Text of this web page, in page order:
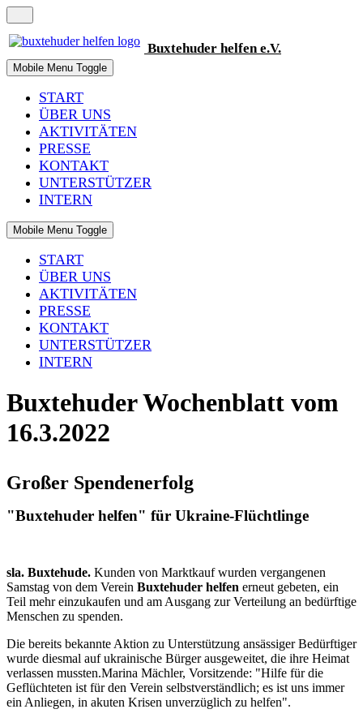
Buxtehuder helfene.V.
Mobile Menu Toggle
START
ÜBER UNS
AKTIVITÄTEN
PRESSE
KONTAKT
UNTERSTÜTZER
INTERN
Mobile Menu Toggle
START
ÜBER UNS
AKTIVITÄTEN
PRESSE
KONTAKT
UNTERSTÜTZER
INTERN
Buxtehuder Wochenblatt vom
16.3.2022
Großer Spendenerfolg
"Buxtehuder helfen" für Ukraine-Flüchtlinge
sla. Buxtehude. Kunden von Marktkauf wurden vergangenen
Samstag von dem Verein Buxtehuder helfen erneut gebeten, ein
Teil mehr einzukaufen und am Ausgang zur Verteilung an bedürftige
Menschen zu spenden.
Die bereits bekannte Aktion zu Unterstützung ansässiger Bedürftiger
wurde diesmal auf ukrainische Bürger ausgeweitet, die ihre Heimat
verlassen mussten.Marina Mächler, Vorsitzende: "Hilfe für die
Geflüchteten ist für den Verein selbstverständlich; es ist uns immer
ein Anliegen, in akuten Krisen unverzüglich zu helfen".